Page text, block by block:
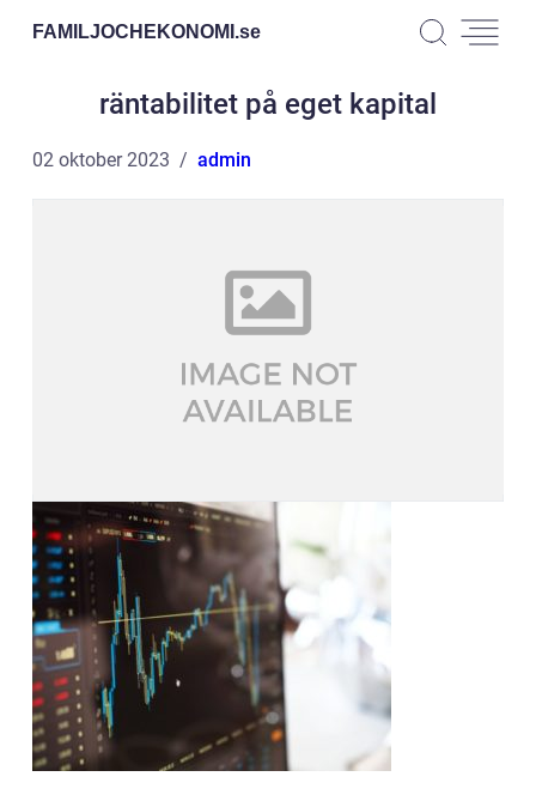
FAMILJOCHEKONOMI.se
räntabilitet på eget kapital
02 oktober 2023 admin